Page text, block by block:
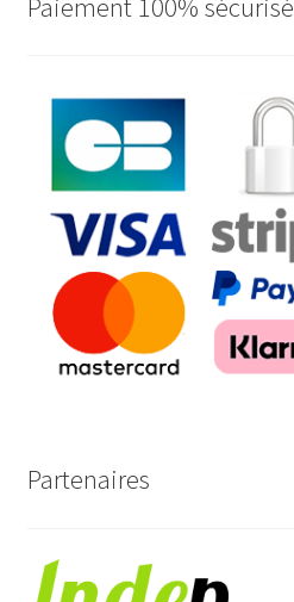
Partenaires